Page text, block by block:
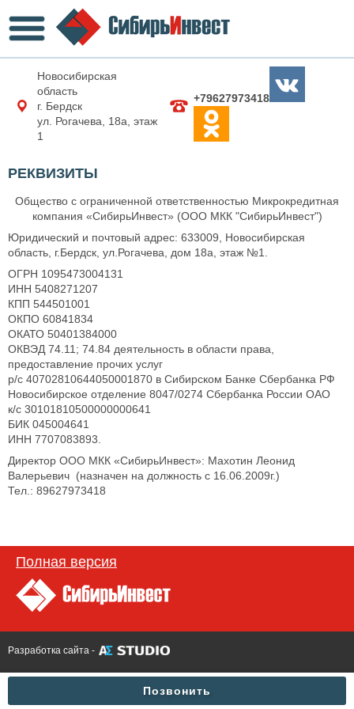
Новосибирская
область
г. Бердск
ул. Рогачева, 18а, этаж
1
+79627973418
РЕКВИЗИТЫ
Общество с ограниченной ответственностью Микрокредитная
компания «СибирьИнвест» (ООО МКК "СибирьИнвест")
Юридический и почтовый адрес: 633009, Новосибирская
область, г.Бердск, ул.Рогачева, дом 18а, этаж №1.
ОГРН 1095473004131
ИНН 5408271207
КПП 544501001
ОКПО 60841834
ОКАТО 50401384000
ОКВЭД 74.11; 74.84 деятельность в области права,
предоставление прочих услуг
р/с 40702810644050001870 в Сибирском Банке Сбербанка РФ
Новосибирское отделение 8047/0274 Сбербанка России ОАО
к/с 30101810500000000641
БИК 045004641
ИНН 7707083893.
Директор ООО МКК «СибирьИнвест»: Махотин Леонид
Валерьевич (назначен на должность с 16.06.2009г.)
Тел.: 89627973418
Полная версия
Разработка сайта -
Позвонить